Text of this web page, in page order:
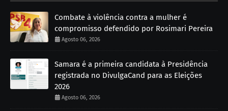
Combate à violência contra a mulher é
compromisso defendido por Rosimari Pereira
Agosto 06, 2026
Samara é a primeira candidata à Presidência
registrada no DivulgaCand para as Eleições
2026
Agosto 06, 2026